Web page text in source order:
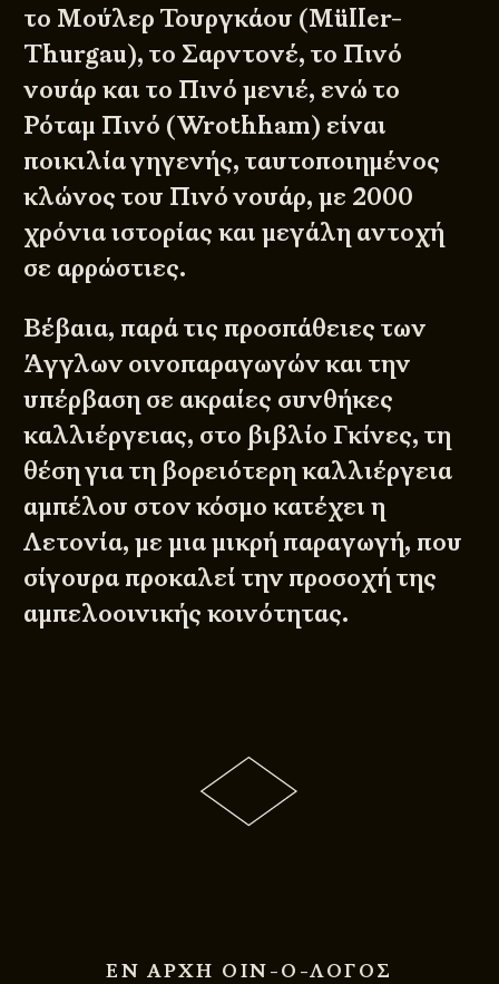
το Μούλερ Τουργκάου (Müller-
Thurgau), το Σαρντονέ, το Πινό
νουάρ και το Πινό μενιέ, ενώ το
Ρόταμ Πινό (Wrothham) είναι
ποικιλία γηγενής, ταυτοποιημένος
κλώνος του Πινό νουάρ, με 2000
χρόνια ιστορίας και μεγάλη αντοχή
σε αρρώστιες.
Βέβαια, παρά τις προσπάθειες των
Άγγλων οινοπαραγωγών και την
υπέρβαση σε ακραίες συνθήκες
καλλιέργειας, στο βιβλίο Γκίνες, τη
θέση για τη βορειότερη καλλιέργεια
αμπέλου στον κόσμο κατέχει η
Λετονία, με μια μικρή παραγωγή, που
σίγουρα προκαλεί την προσοχή της
αμπελοοινικής κοινότητας.
ΕΝ ΑΡΧΗ ΟΙΝ-Ο-ΛΟΓΟΣ